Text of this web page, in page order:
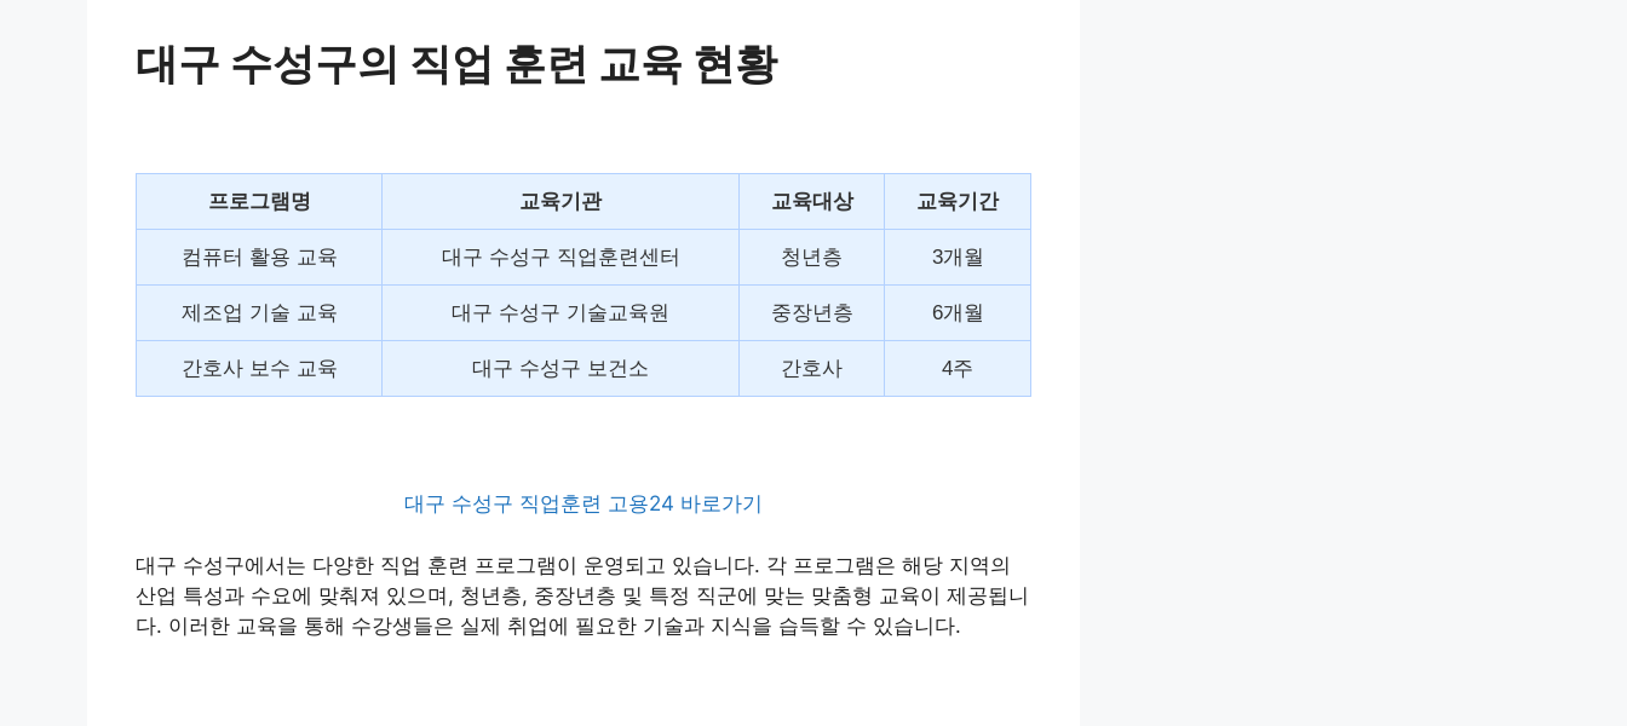
대구 수성구의 직업 훈련 교육 현황
프로그램명 교육기관 교육대상 교육기간
컴퓨터 활용 교육 대구 수성구 직업훈련센터 청년층 3개월
제조업 기술 교육 대구 수성구 기술교육원 중장년층 6개월
간호사 보수 교육 대구 수성구 보건소 간호사 4주
대구 수성구 직업훈련 고용24 바로가기
대구 수성구에서는 다양한 직업 훈련 프로그램이 운영되고 있습니다. 각 프로그램은 해당 지역의
산업 특성과 수요에 맞춰져 있으며, 청년층, 중장년층 및 특정 직군에 맞는 맞춤형 교육이 제공됩니
다. 이러한 교육을 통해 수강생들은 실제 취업에 필요한 기술과 지식을 습득할 수 있습니다.